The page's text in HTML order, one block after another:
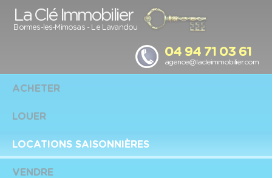
La Clé Immobilier
Bormes-les-Mimosas- Le Lavandou
04 94 71 03 61
agence@lacleimmobilier.com
ACHETER
LOUER
LOCATIONS SAISONNIÈRES
VENDRE